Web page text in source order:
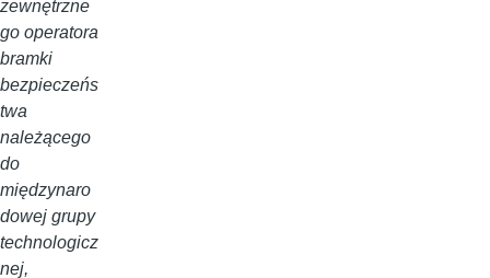
zewnętrzne
go operatora
bramki
bezpieczeńs
twa
należącego
do
międzynaro
dowej grupy
technologicz
nej,